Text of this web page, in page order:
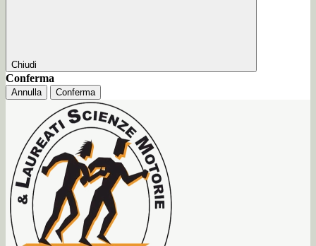
Chiudi
Conferma
Annulla Conferma